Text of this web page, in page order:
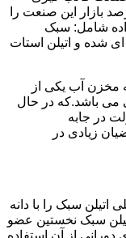
از آن استفاده می شود و مقدار 85 درصد بازار این صنعت را
شامل: سبک
شده و اتیلن استات
مخزن آب یکی از
می باشد.که در حال
در جابه
زیادی در
پلی اتیلن سبک را با دانه
اتیلن سبک نخستین عضو
دورانی از آن استفاده